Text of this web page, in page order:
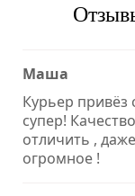
Маша
Курьер привёз
супер!
отличить ,
огромное !